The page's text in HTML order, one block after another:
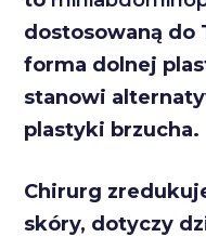
dostosowaną do
forma dolnej
stanowi
plastyki brzucha.
Chirurg
skóry, dotyczy